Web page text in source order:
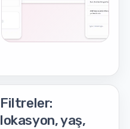
Filtreler:
lokasyon, yaş,